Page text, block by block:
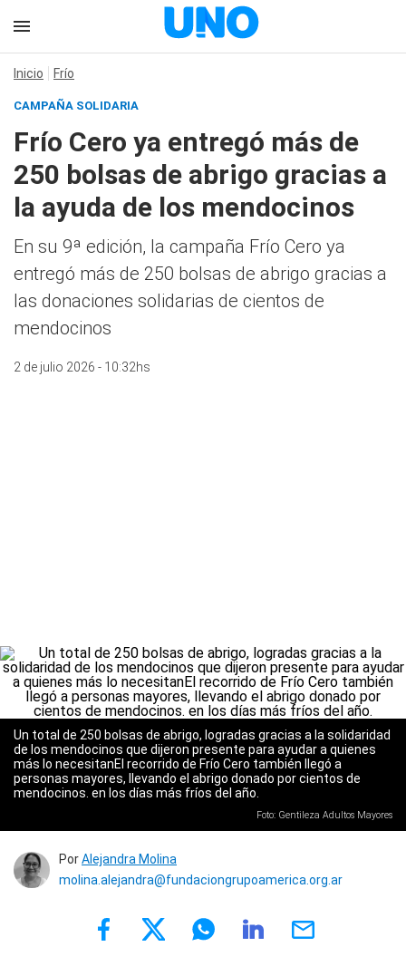
Inicio Frío
CAMPAÑA SOLIDARIA
Frío Cero ya entregó más de
250 bolsas de abrigo gracias a
la ayuda de los mendocinos
En su 9ª edición, la campaña Frío Cero ya
entregó más de 250 bolsas de abrigo gracias a
las donaciones solidarias de cientos de
mendocinos
2 de julio 2026 - 10:32hs
Un total de 250 bolsas de abrigo, logradas gracias a la solidaridad
de los mendocinos que dijeron presente para ayudar a quienes
más lo necesitanEl recorrido de Frío Cero también llegó a
personas mayores, llevando el abrigo donado por cientos de
mendocinos. en los días más fríos del año.
Foto: Gentileza Adultos Mayores
PorAlejandra Molina
molina.alejandra@fundaciongrupoamerica.org.ar